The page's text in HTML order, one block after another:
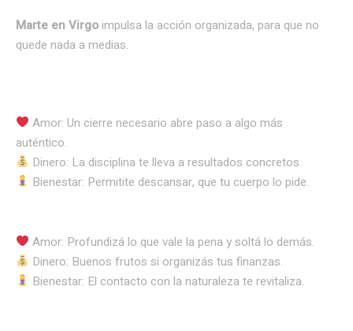
Marte en Virgo impulsa la acción organizada, para que no
quede nada a medias.
Amor: Un cierre necesario abre paso a algo más
auténtico.
Dinero: La disciplina te lleva a resultados concretos.
Bienestar: Permitite descansar, que tu cuerpo lo pide.
Amor: Profundizá lo que vale la pena y soltá lo demás.
Dinero: Buenos frutos si organizás tus finanzas.
Bienestar: El contacto con la naturaleza te revitaliza.